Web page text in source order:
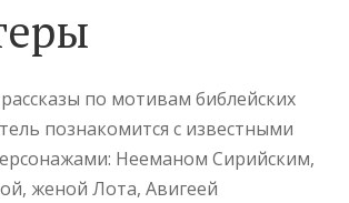
по мотивам библейских
познакомится с известными
Нееманом Сирийским,
женой Лота, Авигеей